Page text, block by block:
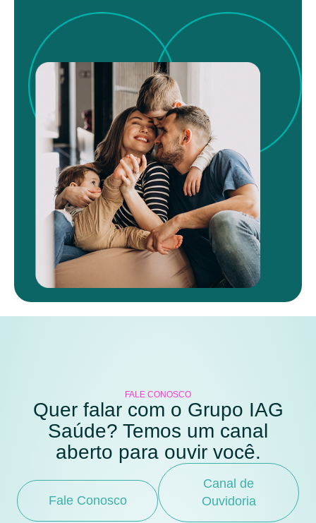
FALE CONOSCO
Quer falar com o Grupo IAG
Saúde? Temos um canal
aberto para ouvir você.
Fale Conosco
Canal de
Ouvidoria